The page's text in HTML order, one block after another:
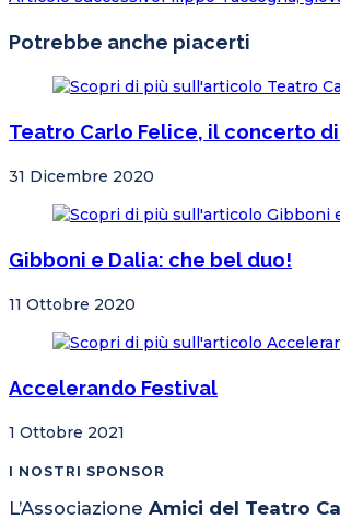
Potrebbe anche piacerti
Teatro Carlo Felice, il concerto
31 Dicembre 2020
Gibboni e Dalia: che bel duo!
11 Ottobre 2020
Accelerando Festival
1 Ottobre 2021
I NOSTRI SPONSOR
L’Associazione Amici del Teatro